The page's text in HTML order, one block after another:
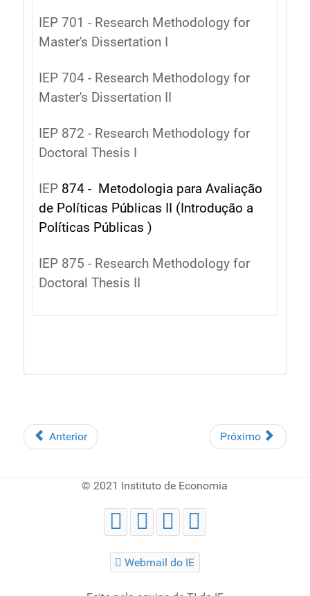
IEP 701 - Research Methodology for
Master's Dissertation I
IEP 704 - Research Methodology for
Master's Dissertation II
IEP 872 - Research Methodology for
Doctoral Thesis I
IEP874 - Metodologia para Avaliação
de Políticas Públicas II (Introdução a
Políticas Públicas )
IEP 875 - Research Methodology for
Doctoral Thesis II
Anterior Próximo
© 2021 Instituto de Economia
Webmail do IE